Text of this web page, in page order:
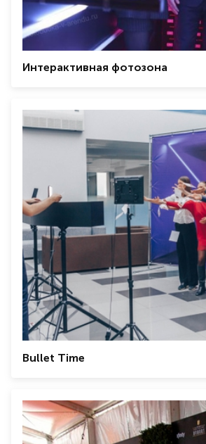
Интерактивная фотозона
Bullet Time